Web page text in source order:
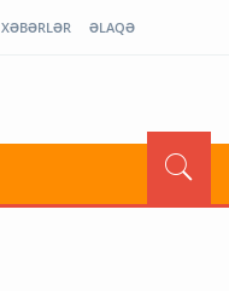
XƏBƏRLƏR ƏLAQƏ